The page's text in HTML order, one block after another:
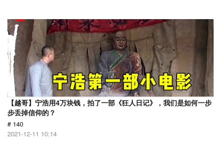
【越哥】宁浩用4万块钱，拍了一部《狂人日记》，我们是如何一步
步丢掉信仰的？
# 140
2021-12-11 10:14